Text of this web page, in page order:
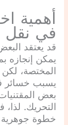
أهمية
في نقل
قد يعتقد
يمكن إنجازه
المختصة، لكن
يسبب خسائر
بعض
التحريك.
خطوة جوهرية